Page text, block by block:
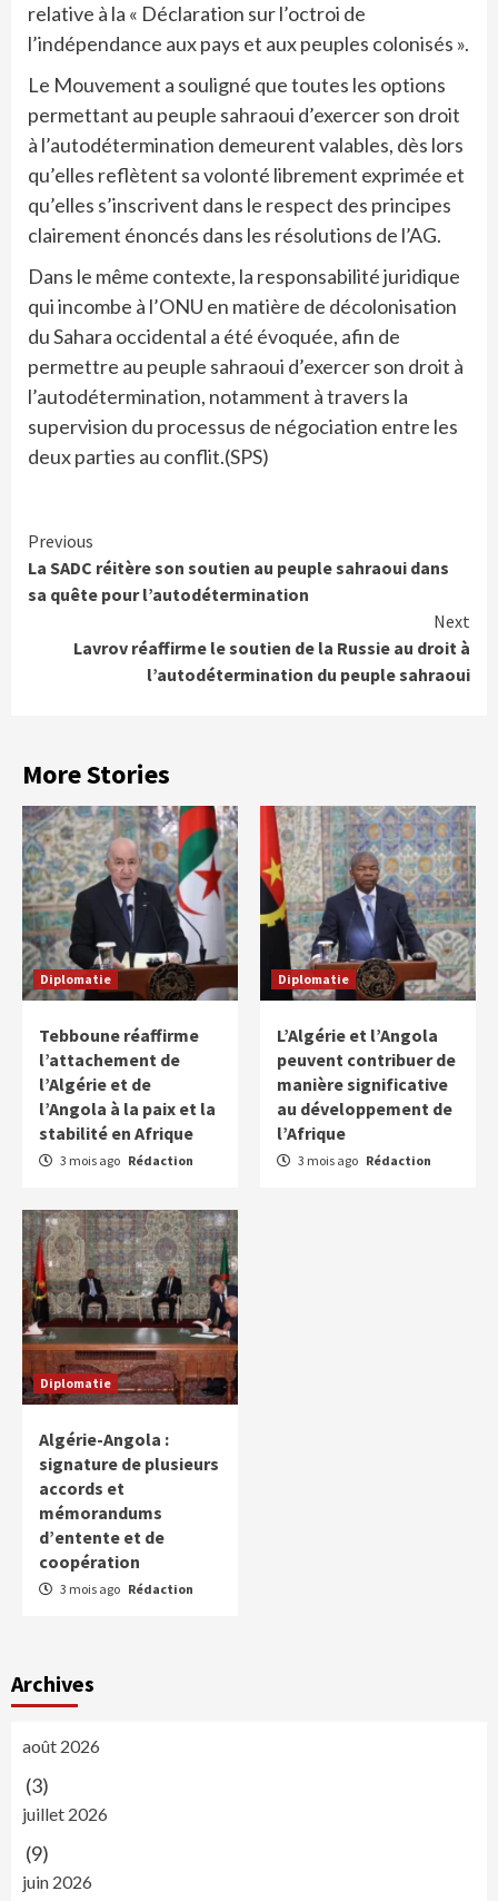
relative à la « Déclaration sur l’octroi de
l’indépendance aux pays et aux peuples colonisés ».
Le Mouvement a souligné que toutes les options
permettant au peuple sahraoui d’exercer son droit
à l’autodétermination demeurent valables, dès lors
qu’elles reflètent sa volonté librement exprimée et
qu’elles s’inscrivent dans le respect des principes
clairement énoncés dans les résolutions de l’AG.
Dans le même contexte, la responsabilité juridique
qui incombe à l’ONU en matière de décolonisation
du Sahara occidental a été évoquée, afin de
permettre au peuple sahraoui d’exercer son droit à
l’autodétermination, notamment à travers la
supervision du processus de négociation entre les
deux parties au conflit.(SPS)
Continue
Reading
Previous
La SADC réitère son soutien au peuple sahraoui dans
sa quête pour l’autodétermination
Next
Lavrov réaffirme le soutien de la Russie au droit à
l’autodétermination du peuple sahraoui
More Stories
Diplomatie
Tebboune réaffirme
l’attachement de
l’Algérie et de
l’Angola à la paix et la
stabilité en Afrique
3 mois ago Rédaction
Diplomatie
L’Algérie et l’Angola
peuvent contribuer de
manière significative
au développement de
l’Afrique
3 mois ago Rédaction
Diplomatie
Algérie-Angola :
signature de plusieurs
accords et
mémorandums
d’entente et de
coopération
3 mois ago Rédaction
Archives
août 2026
(3)
juillet 2026
(9)
juin 2026